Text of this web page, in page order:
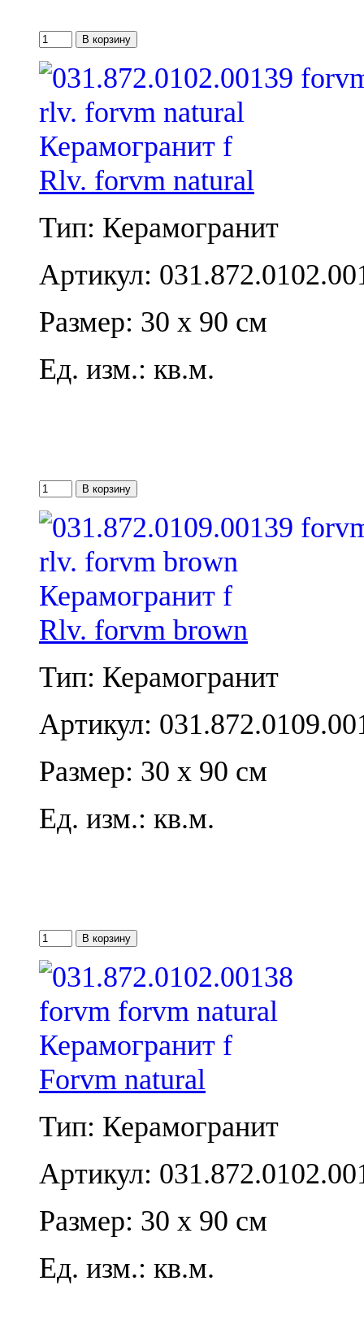
Rlv. forvm natural
Тип: Керамогранит
Артикул:
Размер: 30 x 90 см
Ед. изм.: кв.м.
Rlv. forvm brown
Тип: Керамогранит
Артикул:
Размер: 30 x 90 см
Ед. изм.: кв.м.
Forvm natural
Тип: Керамогранит
Артикул:
Размер: 30 x 90 см
Ед. изм.: кв.м.